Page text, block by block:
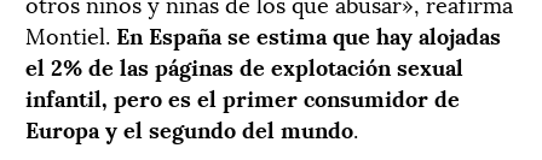
Montiel.En España se estima que hay alojadas
el 2% de las páginas de explotación sexual
infantil, pero es el primer consumidor de
Europa y el segundo del mundo.